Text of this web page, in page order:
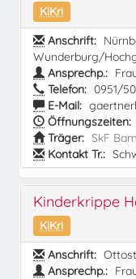
KiKri
Anschrift:
Wunderburg/
Ansprechp.:
Telefon: 0951/
E-Mail:
Öffnungszeiten:
Träger: SkF
Kontakt Tr.:
Kinderkrippe
KiKri
Anschrift:
Ansprechp.: